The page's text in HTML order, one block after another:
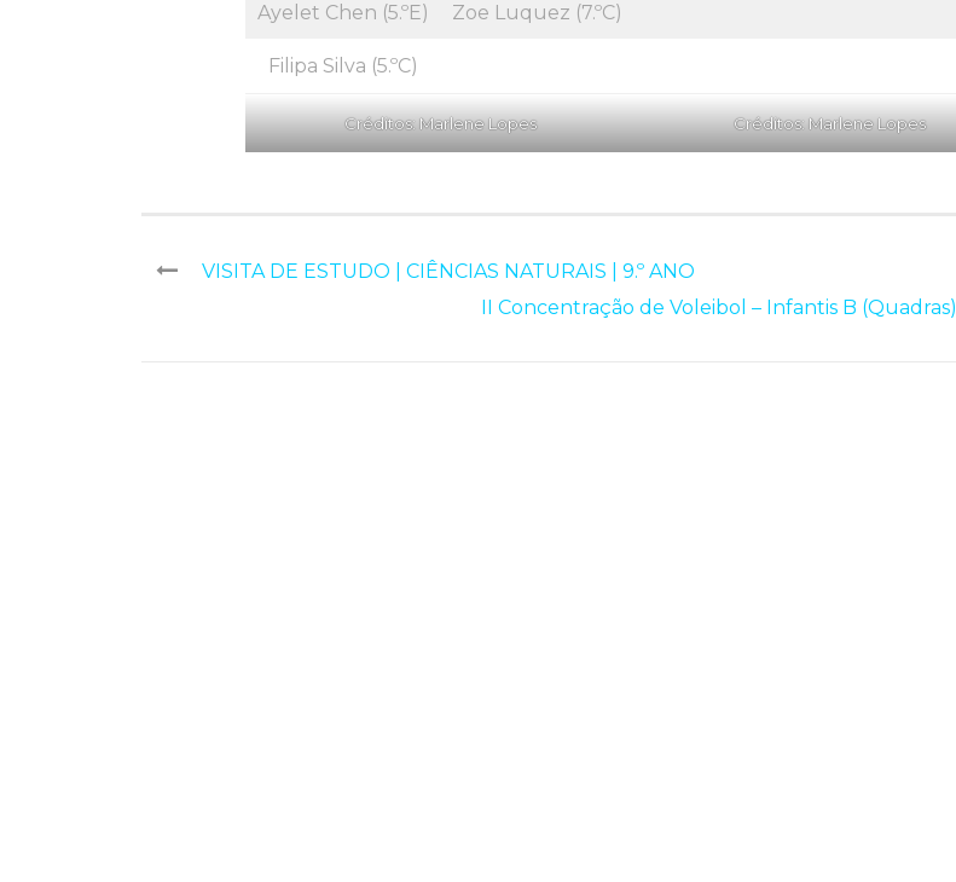
Ayelet Chen (5.ºE) Zoe Luquez (7.ºC)
Filipa Silva (5.ºC)
Créditos: Marlene Lopes Créditos: Marlene Lopes
VISITA DE ESTUDO | CIÊNCIAS NATURAIS | 9.º ANO
II Concentração de Voleibol – Infantis B (Quadras)